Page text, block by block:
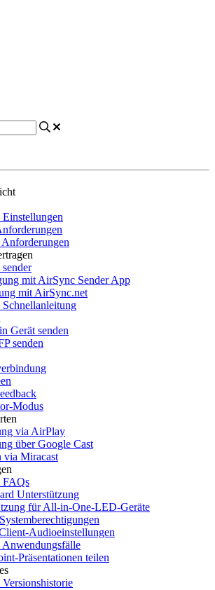
mit AirSync Sender App
mit AirSync.net
Gerät senden
senden
Modus
via AirPlay
über Google Cast
via Miracast
FAQs
Unterstützung
für All-in-One-LED-Geräte
Audioeinstellungen
Präsentationen teilen